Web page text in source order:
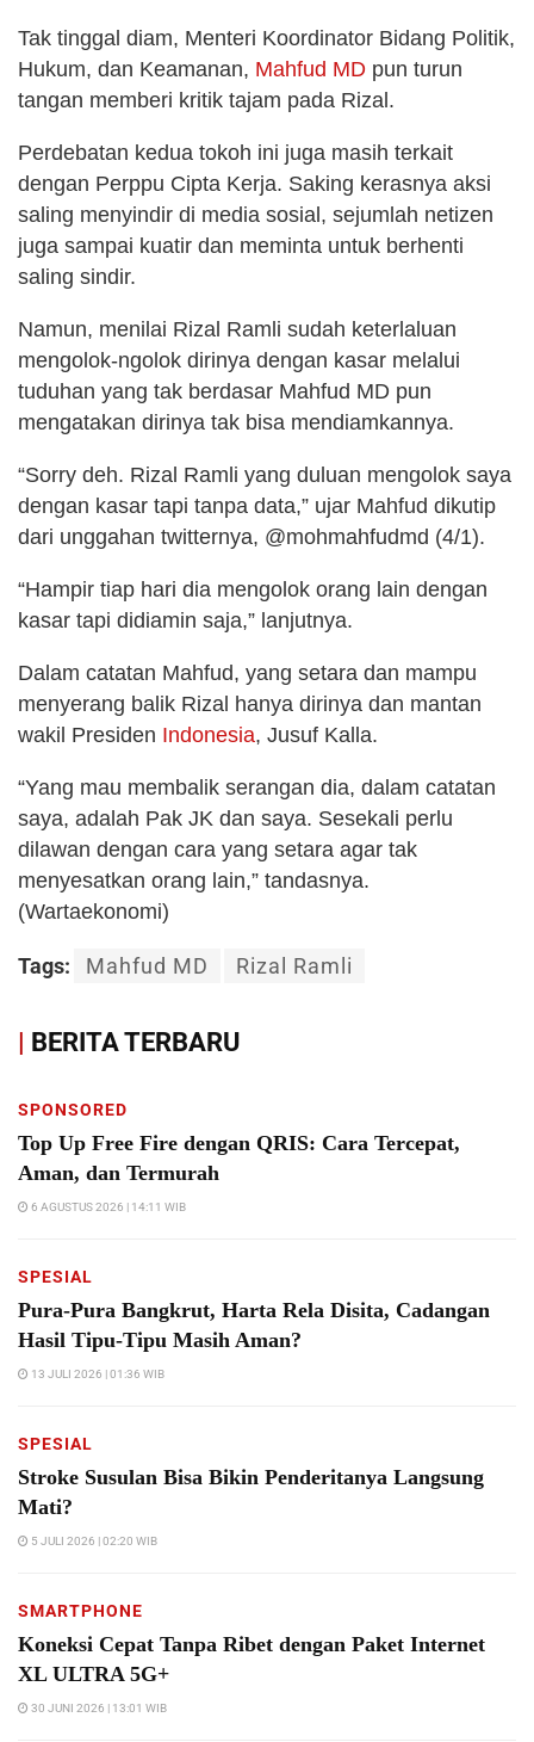
Tak tinggal diam, Menteri Koordinator Bidang Politik,
Hukum, dan Keamanan, Mahfud MD pun turun
tangan memberi kritik tajam pada Rizal.
Perdebatan kedua tokoh ini juga masih terkait
dengan Perppu Cipta Kerja. Saking kerasnya aksi
saling menyindir di media sosial, sejumlah netizen
juga sampai kuatir dan meminta untuk berhenti
saling sindir.
Namun, menilai Rizal Ramli sudah keterlaluan
mengolok-ngolok dirinya dengan kasar melalui
tuduhan yang tak berdasar Mahfud MD pun
mengatakan dirinya tak bisa mendiamkannya.
“Sorry deh. Rizal Ramli yang duluan mengolok saya
dengan kasar tapi tanpa data,” ujar Mahfud dikutip
dari unggahan twitternya, @mohmahfudmd (4/1).
“Hampir tiap hari dia mengolok orang lain dengan
kasar tapi didiamin saja,” lanjutnya.
Dalam catatan Mahfud, yang setara dan mampu
menyerang balik Rizal hanya dirinya dan mantan
wakil Presiden Indonesia, Jusuf Kalla.
“Yang mau membalik serangan dia, dalam catatan
saya, adalah Pak JK dan saya. Sesekali perlu
dilawan dengan cara yang setara agar tak
menyesatkan orang lain,” tandasnya.
(Wartaekonomi)
Tags: Mahfud MD Rizal Ramli
| BERITA TERBARU
SPONSORED
Top Up Free Fire dengan QRIS: Cara Tercepat,
Aman, dan Termurah
6 AGUSTUS 2026 | 14:11 WIB
SPESIAL
Pura-Pura Bangkrut, Harta Rela Disita, Cadangan
Hasil Tipu-Tipu Masih Aman?
13 JULI 2026 | 01:36 WIB
SPESIAL
Stroke Susulan Bisa Bikin Penderitanya Langsung
Mati?
5 JULI 2026 | 02:20 WIB
SMARTPHONE
Koneksi Cepat Tanpa Ribet dengan Paket Internet
XL ULTRA 5G+
30 JUNI 2026 | 13:01 WIB